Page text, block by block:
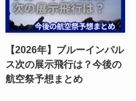
【2026年】ブルーインパル
ス次の展示飛行は？今後の
航空祭予想まとめ